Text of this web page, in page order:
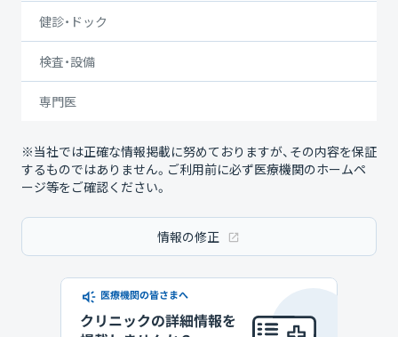
健診・ドック
検査・設備
専門医
※当社では正確な情報掲載に努めておりますが、その内容を保証
するものではありません。ご利用前に必ず医療機関のホームペ
ージ等をご確認ください。
情報の修正